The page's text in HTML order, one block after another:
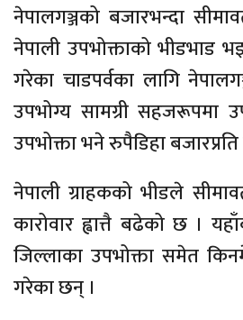
नेपालगञ्जको बजारभन्दा
नेपाली उपभोक्ताको भीडभाड
गरेका चाडपर्वका लागि
उपभोग्य सामग्री
उपभोक्ता भने रुपैडिहा
नेपाली ग्राहकको भीडले
कारोवार ह्वात्तै बढेको छ ।
जिल्लाका उपभोक्ता समेत
गरेका छन् ।